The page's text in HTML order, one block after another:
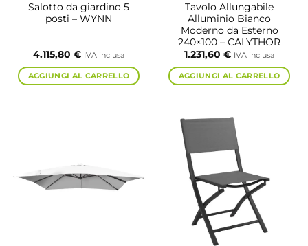
Salotto da giardino 5
posti – WYNN
4.115,80 € IVA inclusa
AGGIUNGI AL CARRELLO
Tavolo Allungabile
Alluminio Bianco
Moderno da Esterno
240×100 – CALYTHOR
1.231,60 € IVA inclusa
AGGIUNGI AL CARRELLO